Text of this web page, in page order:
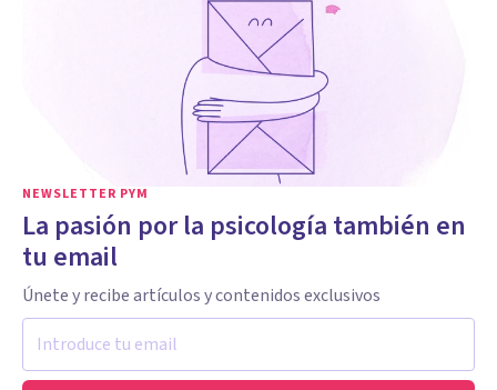
NEWSLETTER PYM
La pasión por la psicología también en
tu email
Únete y recibe artículos y contenidos exclusivos